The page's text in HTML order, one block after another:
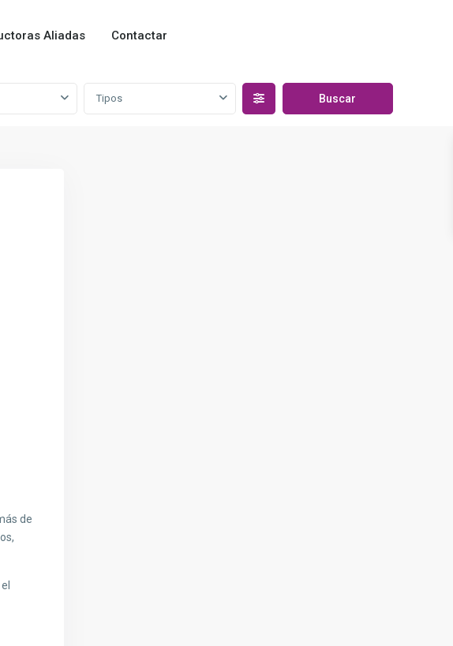
Aliadas Contactar
Tipos
de